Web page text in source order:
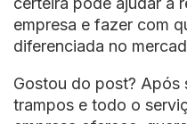
empresa e fazer com
diferenciada no
Gostou do post? Após
trampos e todo o